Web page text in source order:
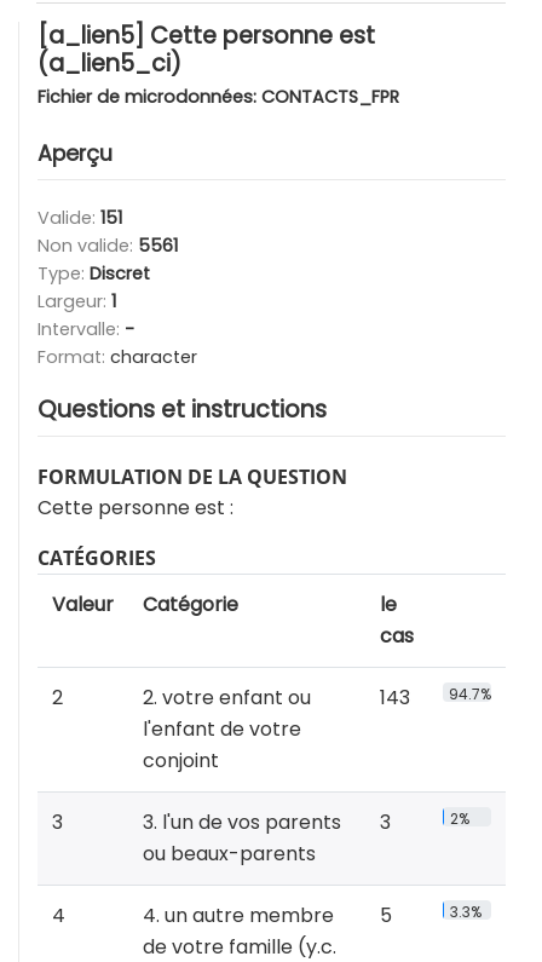
[a_lien5] Cette personne est
(a_lien5_ci)
Fichier de microdonnées: CONTACTS_FPR
Aperçu
Valide: 151
Non valide: 5561
Type: Discret
Largeur: 1
Intervalle: -
Format: character
Questions et instructions
FORMULATION DE LA QUESTION
Cette personne est :
CATÉGORIES
Valeur Catégorie
le
cas
2
2. votre enfant ou
l'enfant de votre
conjoint
143 94.7%
3
3. l'un de vos parents
ou beaux-parents
3 2%
4
4. un autre membre
de votre famille (y.c.
5 3.3%